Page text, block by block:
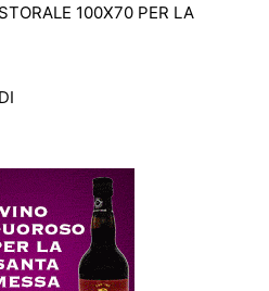
100X70 PER LA